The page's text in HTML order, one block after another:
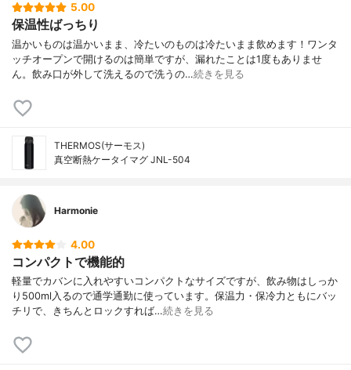
5.00
保温性ばっちり
温かいものは温かいまま、冷たいのものは冷たいまま飲めます！ワンタ
ッチオープンで開けるのは簡単ですが、漏れたことは1度もありませ
ん。飲み口が外して洗えるので洗うの…続きを見る
THERMOS(サーモス)
真空断熱ケータイマグ JNL-504
Harmonie
4.00
コンパクトで機能的
軽量でカバンに入れやすいコンパクトなサイズですが、飲み物はしっか
り500ml入るので通学通勤に使っています。保温力・保冷力ともにバッ
チリで、きちんとロックすれば…続きを見る